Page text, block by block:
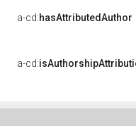
a-cd:hasAttributedAuthor
a-cd: